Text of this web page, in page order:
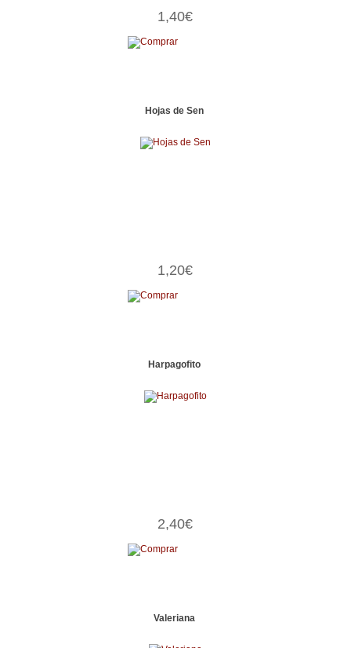
1,40€
Hojas de Sen
1,20€
Harpagofito
2,40€
Valeriana